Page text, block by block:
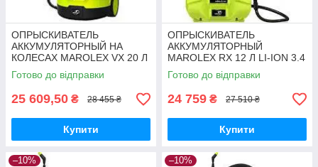
ОПРЫСКИВАТЕЛЬ
АККУМУЛЯТОРНЫЙ НА
КОЛЕСАХ MAROLEX VX 20 Л
LI-ION 3.4 АЧ
Готово до відправки
25 609,50 ₴ 28 455 ₴
Купити
ОПРЫСКИВАТЕЛЬ
АККУМУЛЯТОРНЫЙ
MAROLEX RX 12 Л LI-ION 3.4
АЧ
Готово до відправки
24 759 ₴ 27 510 ₴
Купити
–10% –10%